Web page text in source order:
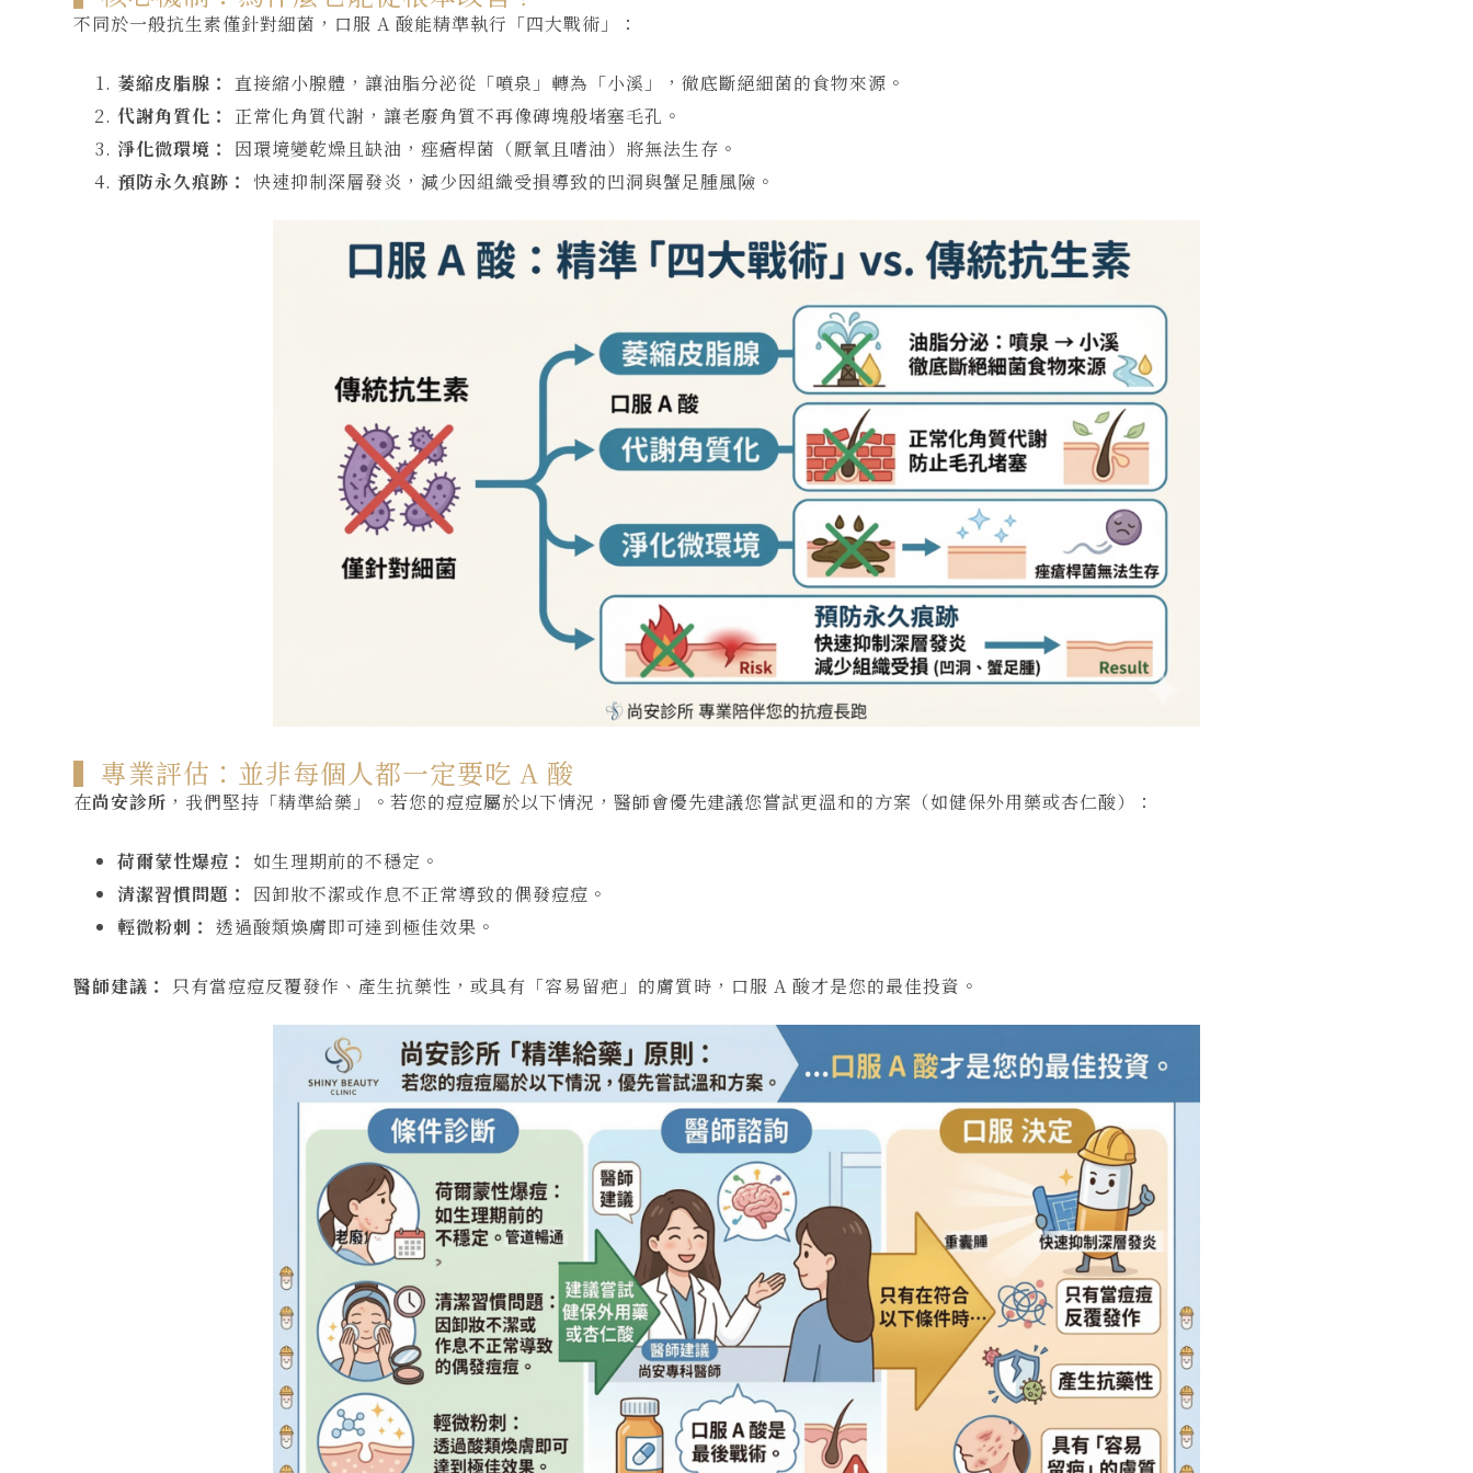
不同於一般抗生素僅針對細菌，口服 A 酸能精準執行「四大戰術」：
萎縮皮脂腺：
直接縮小腺體，讓油脂分泌從「噴泉」轉為「小溪」，徹底斷絕細菌的食物來源。
代謝角質化：
正常化角質代謝，讓老廢角質不再像磚塊般堵塞毛孔。
淨化微環境：
因環境變乾燥且缺油，痤瘡桿菌（厭氧且嗜油）將無法生存。
預防永久痕跡： 快速抑制深層發炎，減少因組織受損導致的凹洞與蟹足腫風險。
▍專業評估：並非每個人都一定要吃 A 酸
在尚安診所 ，我們堅持「精準給藥」。若您的痘痘屬於以下情況，醫師會優先建議您嘗試更溫和的方案（如健保外用藥或杏仁酸）：
荷爾蒙性爆痘： 如生理期前的不穩定。
清潔習慣問題：
因卸妝不潔或作息不正常導致的偶發痘痘。
輕微粉刺： 透過酸類煥膚即可達到極佳效果。
醫師建議： 只有當痘痘反覆發作、產生抗藥性，或具有「容易留疤」的膚質時，口服 A 酸才是您的最佳投資。